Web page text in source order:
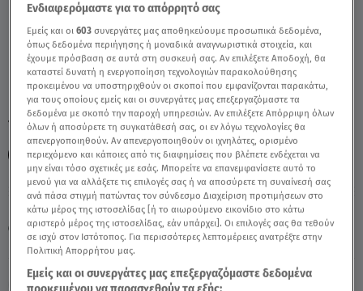
Κυριακή 9 Αυγούστου 2026
09.02.23, 23:26
ΕΛΛΑΔΑ
Πηγή: Κεντρικό Δελτίο Ειδήσεων του Star
TAGS: ΑΓΓΕΛΟΣ ΣΥΡΙΓΟΣ ΣΕΙΣΜΟΣ ΣΕΙΣΜΟΣ ΤΟΥΡΚΙΑ
ΤΟΥΡΚΙΑ ΤΑΓΙΠ ΕΡΝΤΟΓΑΝ
Ενδιαφερόμαστε για το απόρρητό σας
Εμείς και οι603 συνεργάτες μας αποθηκεύουμε προσωπικά δεδομένα,
όπως δεδομένα περιήγησης ή μοναδικά αναγνωριστικά στοιχεία, και
έχουμε πρόσβαση σε αυτά στη συσκευή σας. Αν επιλέξετε Αποδοχή, θα
καταστεί δυνατή η ενεργοποίηση τεχνολογιών παρακολούθησης
προκειμένου να υποστηριχθούν οι σκοποί που εμφανίζονται παρακάτω,
για τους οποίους εμείς και οι συνεργάτες μας επεξεργαζόμαστε τα
δεδομένα με σκοπό την παροχή υπηρεσιών. Αν επιλέξετε Απόρριψη όλων
όλων ή αποσύρετε τη συγκατάθεσή σας, οι εν λόγω τεχνολογίες θα
απενεργοποιηθούν. Αν απενεργοποιηθούν οι ιχνηλάτες, ορισμένο
περιεχόμενο και κάποιες από τις διαφημίσεις που βλέπετε ενδέχεται να
μην είναι τόσο σχετικές με εσάς. Μπορείτε να επανεμφανίσετε αυτό το
μενού για να αλλάξετε τις επιλογές σας ή να αποσύρετε τη συναίνεσή σας
ανά πάσα στιγμή πατώντας τον σύνδεσμο Διαχείριση προτιμήσεων στο
κάτω μέρος της ιστοσελίδας [ή το αιωρούμενο εικονίδιο στο κάτω
αριστερό μέρος της ιστοσελίδας, εάν υπάρχει]. Οι επιλογές σας θα τεθούν
σε ισχύ στον Ιστότοπος. Για περισσότερες λεπτομέρειες ανατρέξτε στην
Πολιτική Απορρήτου μας.
Εμείς και οι συνεργάτες μας επεξεργαζόμαστε δεδομένα